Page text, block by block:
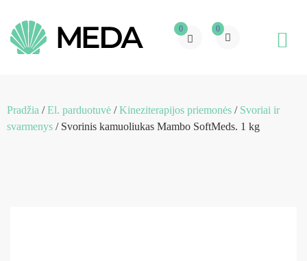
0 0
Pradžia /El. parduotuvė /Kineziterapijos priemonės / Svoriai ir
svarmenys / Svorinis kamuoliukas Mambo SoftMeds. 1 kg